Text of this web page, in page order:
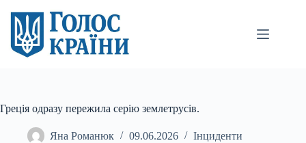
вмісту
Греція одразу пережила серію землетрусів.
Яна Романюк 09.06.2026 Інциденти